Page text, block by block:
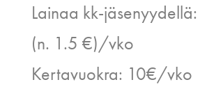
Lainaa kk-
(n. 1.5 €)/vko
Kertavuokra: 10€/vko